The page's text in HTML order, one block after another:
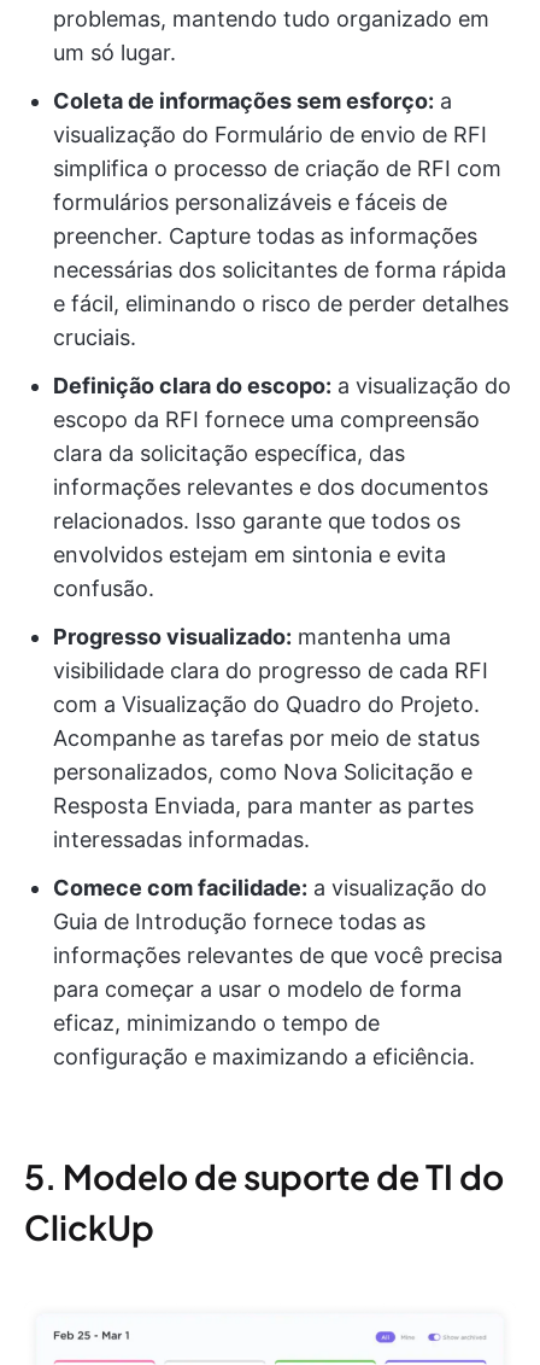
problemas, mantendo tudo organizado em
um só lugar.
Coleta de informações sem esforço: a
visualização do Formulário de envio de RFI
simplifica o processo de criação de RFI com
formulários personalizáveis e fáceis de
preencher. Capture todas as informações
necessárias dos solicitantes de forma rápida
e fácil, eliminando o risco de perder detalhes
cruciais.
Definição clara do escopo: a visualização do
escopo da RFI fornece uma compreensão
clara da solicitação específica, das
informações relevantes e dos documentos
relacionados. Isso garante que todos os
envolvidos estejam em sintonia e evita
confusão.
Progresso visualizado: mantenha uma
visibilidade clara do progresso de cada RFI
com a Visualização do Quadro do Projeto.
Acompanhe as tarefas por meio de status
personalizados, como Nova Solicitação e
Resposta Enviada, para manter as partes
interessadas informadas.
Comece com facilidade: a visualização do
Guia de Introdução fornece todas as
informações relevantes de que você precisa
para começar a usar o modelo de forma
eficaz, minimizando o tempo de
configuração e maximizando a eficiência.
5. Modelo de suporte de TI do
ClickUp